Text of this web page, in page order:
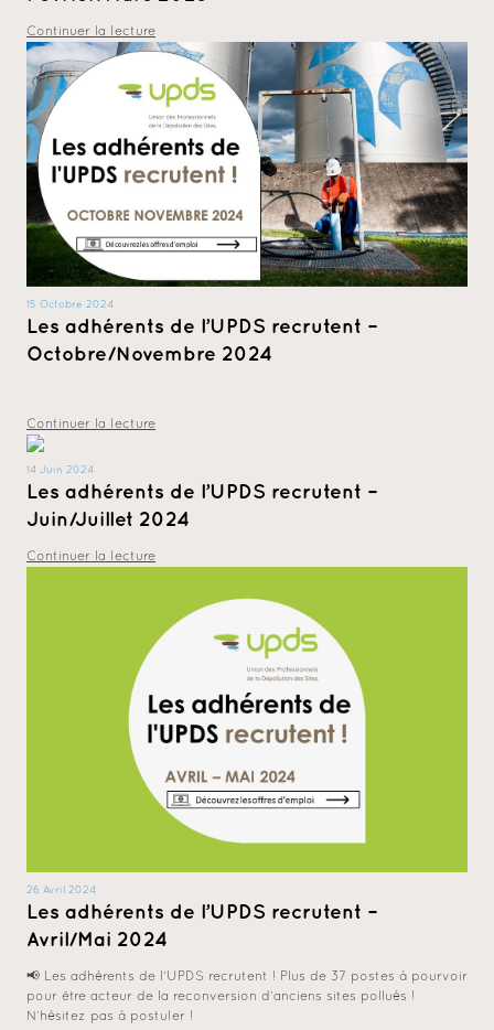
Continuer la lecture
15 Octobre 2024
Les adhérents de l’UPDS recrutent –
Octobre/Novembre 2024
Continuer la lecture
14 Juin 2024
Les adhérents de l’UPDS recrutent –
Juin/Juillet 2024
Continuer la lecture
26 Avril 2024
Les adhérents de l’UPDS recrutent –
Avril/Mai 2024
📢 Les adhérents de l’UPDS recrutent ! Plus de 37 postes à pourvoir
pour être acteur de la reconversion d’anciens sites pollués !
N’hésitez pas à postuler !